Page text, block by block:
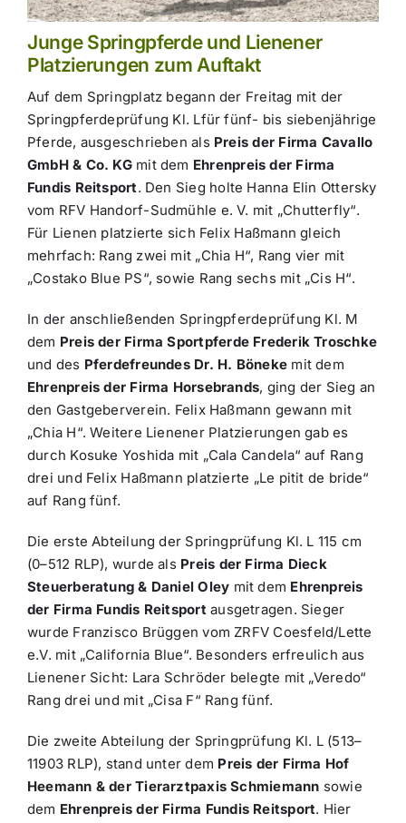
Junge Springpferde und Lienener
Platzierungen zum Auftakt
Auf dem Springplatz begann der Freitag mit der
Springpferdeprüfung Kl. Lfür fünf- bis siebenjährige
Pferde, ausgeschrieben als Preis der Firma Cavallo
GmbH & Co. KGmit dem Ehrenpreis der Firma
Fundis Reitsport. Den Sieg holte Hanna Elin Ottersky
vom RFV Handorf-Sudmühle e. V. mit „Chutterfly“.
Für Lienen platzierte sich Felix Haßmann gleich
mehrfach: Rang zwei mit „Chia H“, Rang vier mit
„Costako Blue PS“, sowie Rang sechs mit „Cis H“.
In der anschließenden Springpferdeprüfung Kl. M
dem Preis der Firma Sportpferde Frederik Troschke
und des Pferdefreundes Dr. H. Böneke mit dem
Ehrenpreis der Firma Horsebrands, ging der Sieg an
den Gastgeberverein. Felix Haßmann gewann mit
„Chia H“. Weitere Lienener Platzierungen gab es
durch Kosuke Yoshida mit „Cala Candela“ auf Rang
drei und Felix Haßmann platzierte „Le pitit de bride“
auf Rang fünf.
Die erste Abteilung der Springprüfung Kl. L 115 cm
(0–512 RLP), wurde als Preis der Firma Dieck
Steuerberatung & Daniel Oley mit dem Ehrenpreis
der Firma Fundis Reitsportausgetragen. Sieger
wurde Franzisco Brüggen vom ZRFV Coesfeld/Lette
e.V. mit „California Blue“. Besonders erfreulich aus
Lienener Sicht: Lara Schröder belegte mit „Veredo“
Rang drei und mit „Cisa F“ Rang fünf.
Die zweite Abteilung der Springprüfung Kl. L (513–
11903 RLP), stand unter dem Preis der Firma Hof
Heemann & der Tierarztpaxis Schmiemann sowie
dem Ehrenpreis der Firma Fundis Reitsport. Hier